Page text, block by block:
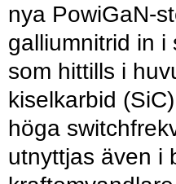
nya PowiGaN-
galliumnitrid in i
som hittills i
kiselkarbid
höga
utnyttjas även i